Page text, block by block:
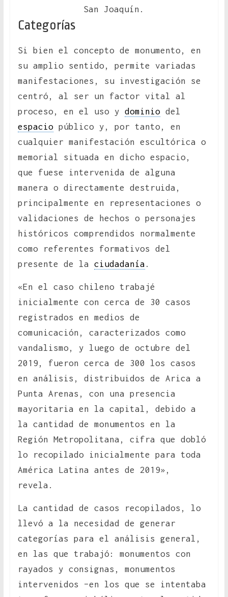
San Joaquín.
Categorías
Si bien el concepto de monumento, en
su amplio sentido, permite variadas
manifestaciones, su investigación se
centró, al ser un factor vital al
proceso, en el uso y dominiodel
espaciopúblico y, por tanto, en
cualquier manifestación escultórica o
memorial situada en dicho espacio,
que fuese intervenida de alguna
manera o directamente destruida,
principalmente en representaciones o
validaciones de hechos o personajes
históricos comprendidos normalmente
como referentes formativos del
presente de la ciudadanía .
«En el caso chileno trabajé
inicialmente con cerca de 30 casos
registrados en medios de
comunicación, caracterizados como
vandalismo, y luego de octubre del
2019, fueron cerca de 300 los casos
en análisis, distribuidos de Arica a
Punta Arenas, con una presencia
mayoritaria en la capital, debido a
la cantidad de monumentos en la
Región Metropolitana, cifra que dobló
lo recopilado inicialmente para toda
América Latina antes de 2019»,
revela.
La cantidad de casos recopilados, lo
llevó a la necesidad de generar
categorías para el análisis general,
en las que trabajó: monumentos con
rayados y consignas, monumentos
intervenidos –en los que se intentaba